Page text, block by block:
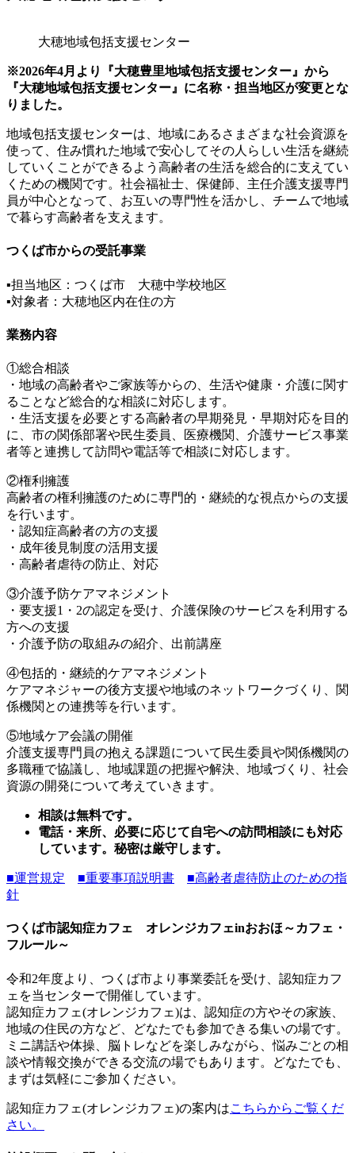
大穂地域包括支援センター
※2026年4月より『大穂豊里地域包括支援センター』から
『大穂地域包括支援センター』に名称・担当地区が変更とな
りました。
地域包括支援センターは、地域にあるさまざまな社会資源を
使って、住み慣れた地域で安心してその人らしい生活を継続
していくことができるよう高齢者の生活を総合的に支えてい
くための機関です。社会福祉士、保健師、主任介護支援専門
員が中心となって、お互いの専門性を活かし、チームで地域
で暮らす高齢者を支えます。
つくば市からの受託事業
▪担当地区：つくば市 大穂中学校地区
▪対象者：大穂地区内在住の方
業務内容
①総合相談
・地域の高齢者やご家族等からの、生活や健康・介護に関す
ることなど総合的な相談に対応します。
・生活支援を必要とする高齢者の早期発見・早期対応を目的
に、市の関係部署や民生委員、医療機関、介護サービス事業
者等と連携して訪問や電話等で相談に対応します。
②権利擁護
高齢者の権利擁護のために専門的・継続的な視点からの支援
を行います。
・認知症高齢者の方の支援
・成年後見制度の活用支援
・高齢者虐待の防止、対応
③介護予防ケアマネジメント
・要支援1・2の認定を受け、介護保険のサービスを利用する
方への支援
・介護予防の取組みの紹介、出前講座
④包括的・継続的ケアマネジメント
ケアマネジャーの後方支援や地域のネットワークづくり、関
係機関との連携等を行います。
⑤地域ケア会議の開催
介護支援専門員の抱える課題について民生委員や関係機関の
多職種で協議し、地域課題の把握や解決、地域づくり、社会
資源の開発について考えていきます。
相談は無料です。
電話・来所、必要に応じて自宅への訪問相談にも対応
しています。 秘密は厳守します。
■運営規定 ■重要事項説明書
■高齢者虐待防止のための指
針
つくば市認知症カフェ オレンジカフェinおおほ～カフェ・
フルール～
令和2年度より、つくば市より事業委託を受け、認知症カフ
ェを当センターで開催しています。
認知症カフェ(オレンジカフェ)は、認知症の方やその家族、
地域の住民の方など、どなたでも参加できる集いの場です。
ミニ講話や体操、脳トレなどを楽しみながら、悩みごとの相
談や情報交換ができる交流の場でもあります。どなたでも、
まずは気軽にご参加ください。
認知症カフェ(オレンジカフェ)の案内はこちらからご覧くだ
さい。